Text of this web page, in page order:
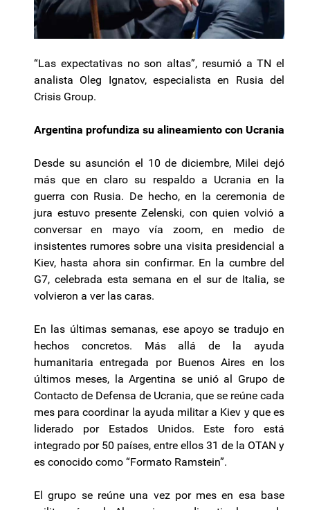
“Las expectativas no son altas”, resumió a TN el
analista Oleg Ignatov, especialista en Rusia del
Crisis Group.
Argentina profundiza su alineamiento con Ucrania
Desde su asunción el 10 de diciembre, Milei dejó
más que en claro su respaldo a Ucrania en la
guerra con Rusia. De hecho, en la ceremonia de
jura estuvo presente Zelenski, con quien volvió a
conversar en mayo vía zoom, en medio de
insistentes rumores sobre una visita presidencial a
Kiev, hasta ahora sin confirmar. En la cumbre del
G7, celebrada esta semana en el sur de Italia, se
volvieron a ver las caras.
En las últimas semanas, ese apoyo se tradujo en
hechos concretos. Más allá de la ayuda
humanitaria entregada por Buenos Aires en los
últimos meses, la Argentina se unió al Grupo de
Contacto de Defensa de Ucrania, que se reúne cada
mes para coordinar la ayuda militar a Kiev y que es
liderado por Estados Unidos. Este foro está
integrado por 50 países, entre ellos 31 de la OTAN y
es conocido como “Formato Ramstein”.
El grupo se reúne una vez por mes en esa base